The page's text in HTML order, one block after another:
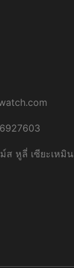
ส หูลี่ เซียะเหมิน